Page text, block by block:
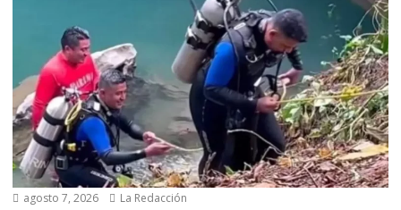
agosto 7, 2026 La Redacción